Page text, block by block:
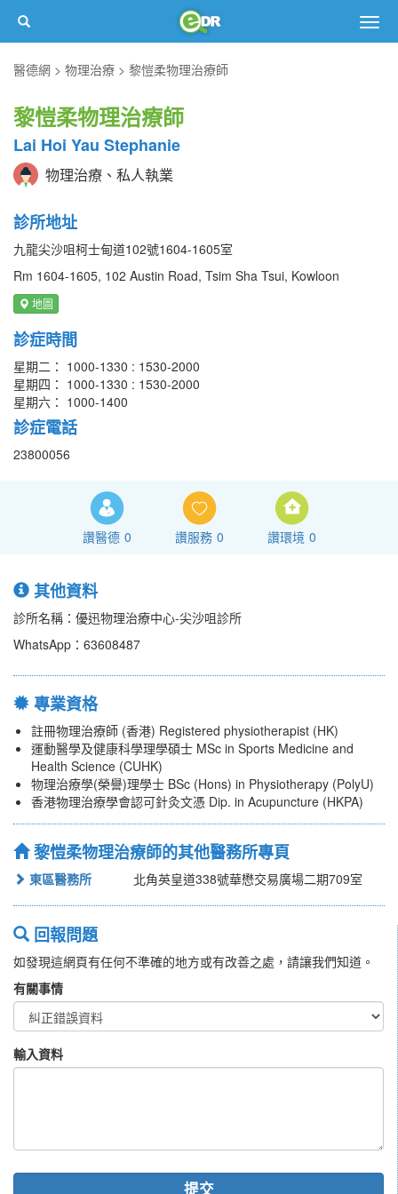
醫德網
物理治療 黎愷柔物理治療師
黎愷柔物理治療師
Lai Hoi Yau Stephanie
物理治療、私人執業
診所地址
九龍尖沙咀柯士甸道102號1604-1605室
Rm 1604-1605, 102 Austin Road, Tsim Sha Tsui, Kowloon
地圖
診症時間
星期二： 1000-1330 : 1530-2000
星期四： 1000-1330 : 1530-2000
星期六： 1000-1400
診症電話
23800056
讚醫德 0 讚服務 0 讚環境 0
其他資料
診所名稱：優迅物理治療中心-尖沙咀診所
WhatsApp：63608487
專業資格
註冊物理治療師 (香港) Registered physiotherapist (HK)
運動醫學及健康科學理學碩士 MSc in Sports Medicine and
Health Science (CUHK)
物理治療學(榮譽)理學士 BSc (Hons) in Physiotherapy (PolyU)
香港物理治療學會認可針灸文憑 Dip. in Acupuncture (HKPA)
黎愷柔物理治療師的其他醫務所專頁
東區醫務所 北角英皇道338號華懋交易廣場二期709室
回報問題
如發現這網頁有任何不準確的地方或有改善之處，請讓我們知道。
有關事情
輸入資料
提交